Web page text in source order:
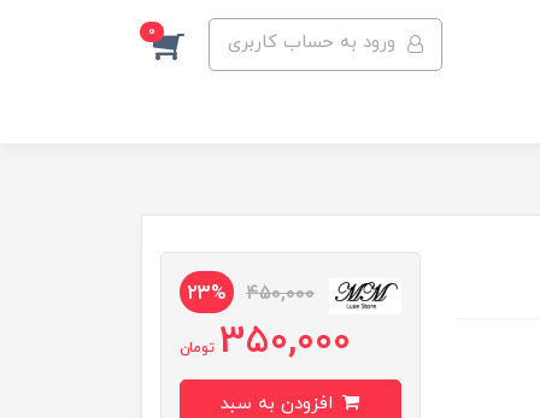
ورود به حساب کاربری 0
450,000
23%
350,000 تومان
افزودن به سبد